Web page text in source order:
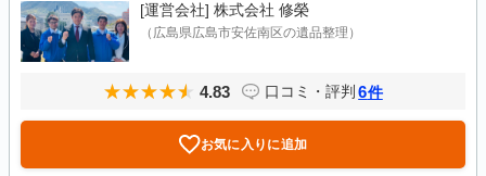
[運営会社] 株式会社 修榮
（広島県広島市安佐南区の遺品整理）
4.83 口コミ・評判 6件
お気に入りに追加